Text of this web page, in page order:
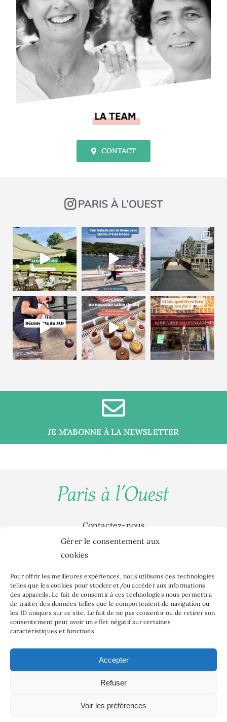
Gérer le consentement aux
cookies
Pour offrir les meilleures expériences, nous utilisons des technologies
telles que les cookies pour stocker et/ou accéder aux informations
des appareils. Le fait de consentir à ces technologies nous permettra
de traiter des données telles que le comportement de navigation ou
les ID uniques sur ce site. Le fait de ne pas consentir ou de retirer son
consentement peut avoir un effet négatif sur certaines
caractéristiques et fonctions.
Accepter
Refuser
Voir les préférences
CONTACT
JE M’ABONNE À LA NEWSLETTER
Contactez-nous
Sorties & Culture
Déco
Bien être
Famille
MAPSTR #
Mentions légales